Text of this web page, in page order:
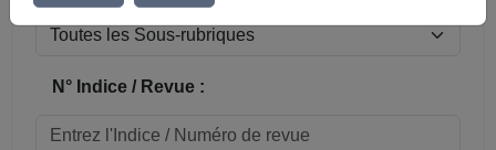
N° Indice / Revue :